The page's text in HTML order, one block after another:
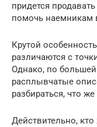
придется
помочь наемникам
Крутой
различаются с
Однако, по
расплывчатые
разбираться, что
Действительно, кто